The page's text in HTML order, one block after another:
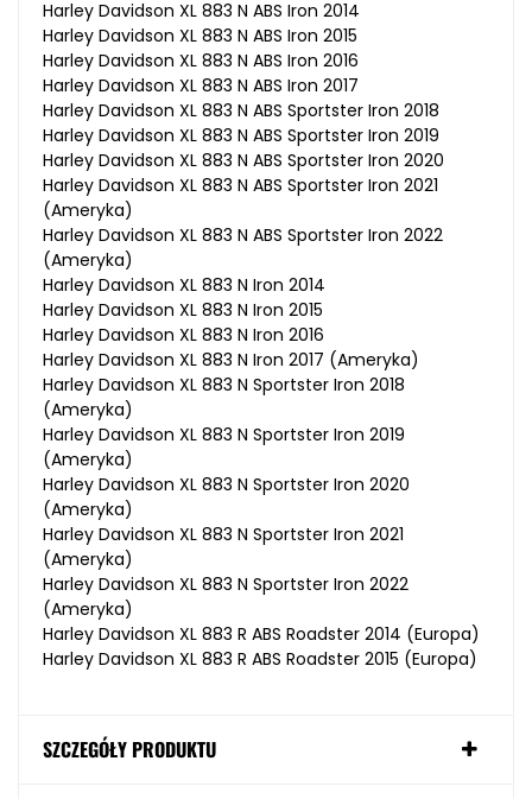
Harley Davidson XL 883 N ABS Iron 2014
Harley Davidson XL 883 N ABS Iron 2015
Harley Davidson XL 883 N ABS Iron 2016
Harley Davidson XL 883 N ABS Iron 2017
Harley Davidson XL 883 N ABS Sportster Iron 2018
Harley Davidson XL 883 N ABS Sportster Iron 2019
Harley Davidson XL 883 N ABS Sportster Iron 2020
Harley Davidson XL 883 N ABS Sportster Iron 2021
(Ameryka)
Harley Davidson XL 883 N ABS Sportster Iron 2022
(Ameryka)
Harley Davidson XL 883 N Iron 2014
Harley Davidson XL 883 N Iron 2015
Harley Davidson XL 883 N Iron 2016
Harley Davidson XL 883 N Iron 2017 (Ameryka)
Harley Davidson XL 883 N Sportster Iron 2018
(Ameryka)
Harley Davidson XL 883 N Sportster Iron 2019
(Ameryka)
Harley Davidson XL 883 N Sportster Iron 2020
(Ameryka)
Harley Davidson XL 883 N Sportster Iron 2021
(Ameryka)
Harley Davidson XL 883 N Sportster Iron 2022
(Ameryka)
Harley Davidson XL 883 R ABS Roadster 2014 (Europa)
Harley Davidson XL 883 R ABS Roadster 2015 (Europa)
SZCZEGÓŁY PRODUKTU